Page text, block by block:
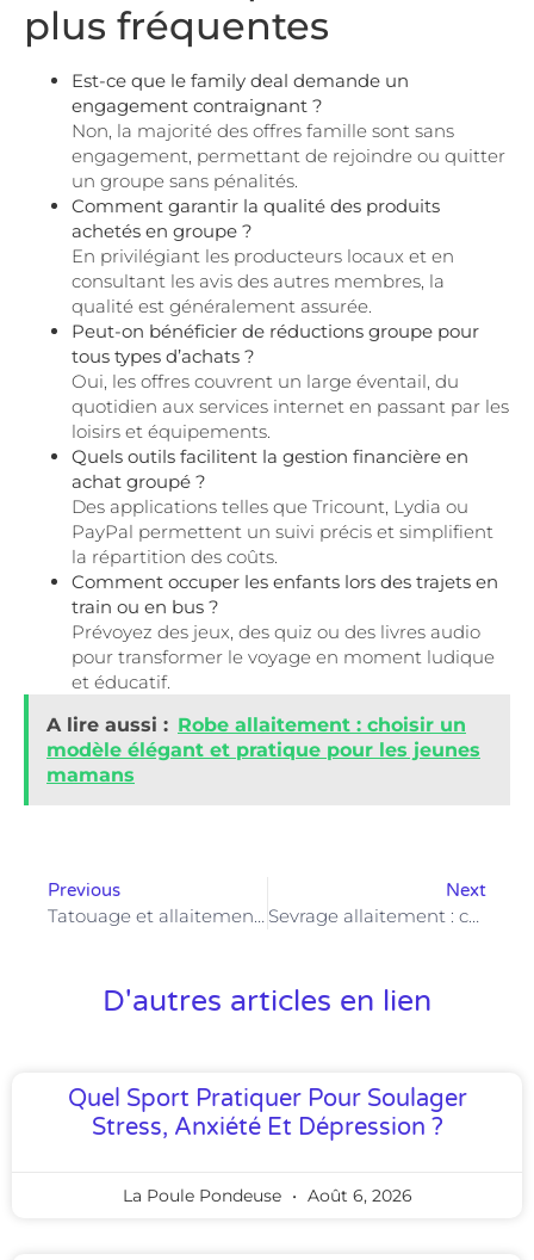
plus fréquentes
Est-ce que le family deal demande un
engagement contraignant ?
Non, la majorité des offres famille sont sans
engagement, permettant de rejoindre ou quitter
un groupe sans pénalités.
Comment garantir la qualité des produits
achetés en groupe ?
En privilégiant les producteurs locaux et en
consultant les avis des autres membres, la
qualité est généralement assurée.
Peut-on bénéficier de réductions groupe pour
tous types d’achats ?
Oui, les offres couvrent un large éventail, du
quotidien aux services internet en passant par les
loisirs et équipements.
Quels outils facilitent la gestion financière en
achat groupé ?
Des applications telles que Tricount, Lydia ou
PayPal permettent un suivi précis et simplifient
la répartition des coûts.
Comment occuper les enfants lors des trajets en
train ou en bus ?
Prévoyez des jeux, des quiz ou des livres audio
pour transformer le voyage en moment ludique
et éducatif.
A lire aussi : Robe allaitement : choisir un
modèle élégant et pratique pour les jeunes
mamans
Previous
Tatouage et allaitement : quels risques pour bébé et maman ?
Next
Sevrage allaitement : comment accompagner bébé sans stress ni confusion ?
D'autres articles en lien
Quel Sport Pratiquer Pour Soulager
Stress, Anxiété Et Dépression ?
La Poule Pondeuse Août 6, 2026